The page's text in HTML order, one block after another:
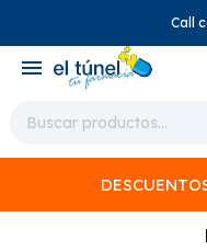
Call
menu
close